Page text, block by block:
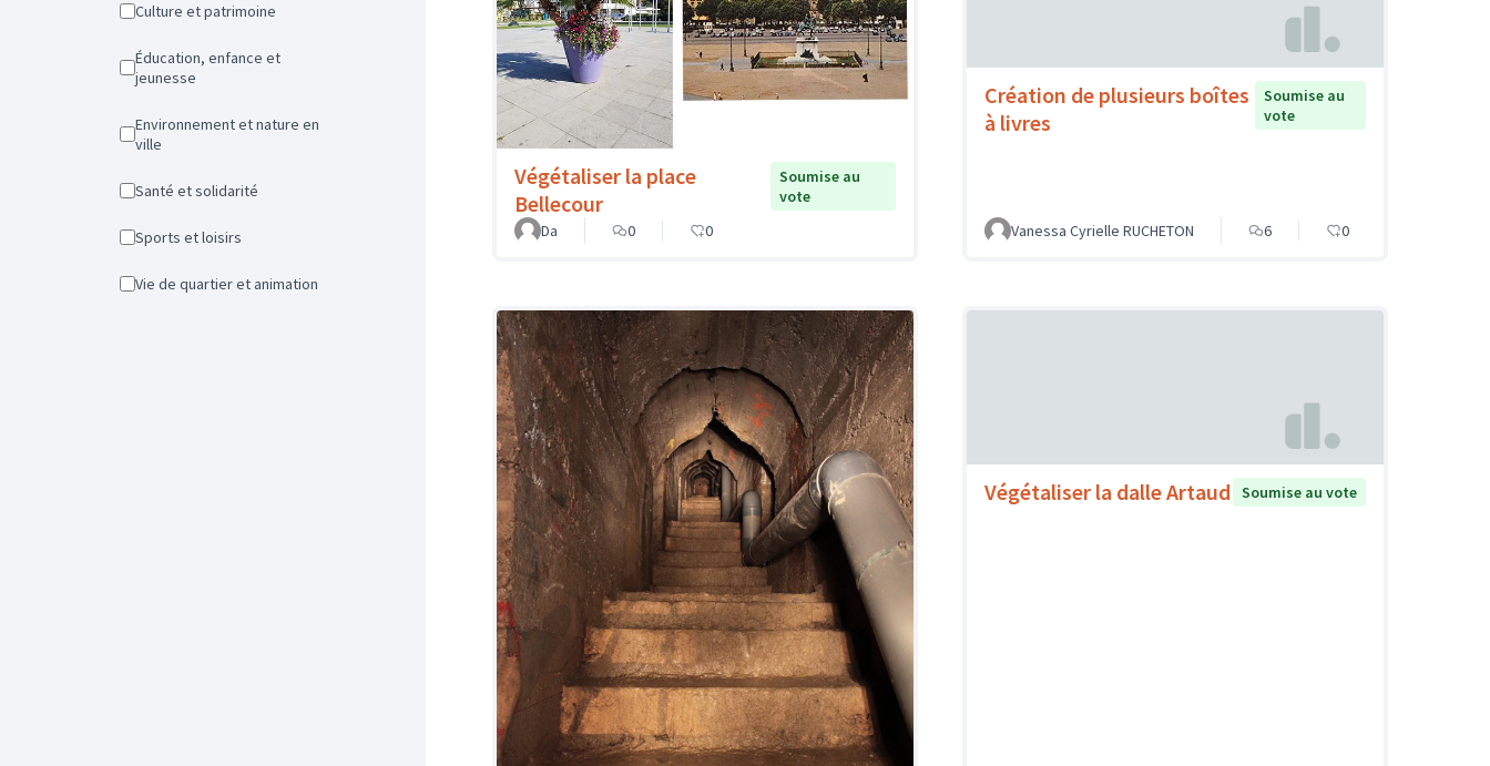
Culture et patrimoine
Éducation, enfance et
jeunesse
Environnement et nature en
ville
Santé et solidarité
Sports et loisirs
Vie de quartier et animation
Végétaliser la place
Bellecour
Soumise au
vote
Da
0 0
Création de plusieurs boîtes
à livres
Soumise au
vote
Vanessa Cyrielle RUCHETON 6 0
Végétaliser la dalle Artaud Soumise au vote